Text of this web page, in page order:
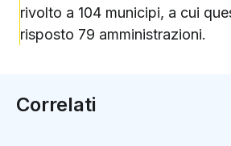
rivolto a 104 municipi, a cui
risposto 79 amministrazioni.
Correlati